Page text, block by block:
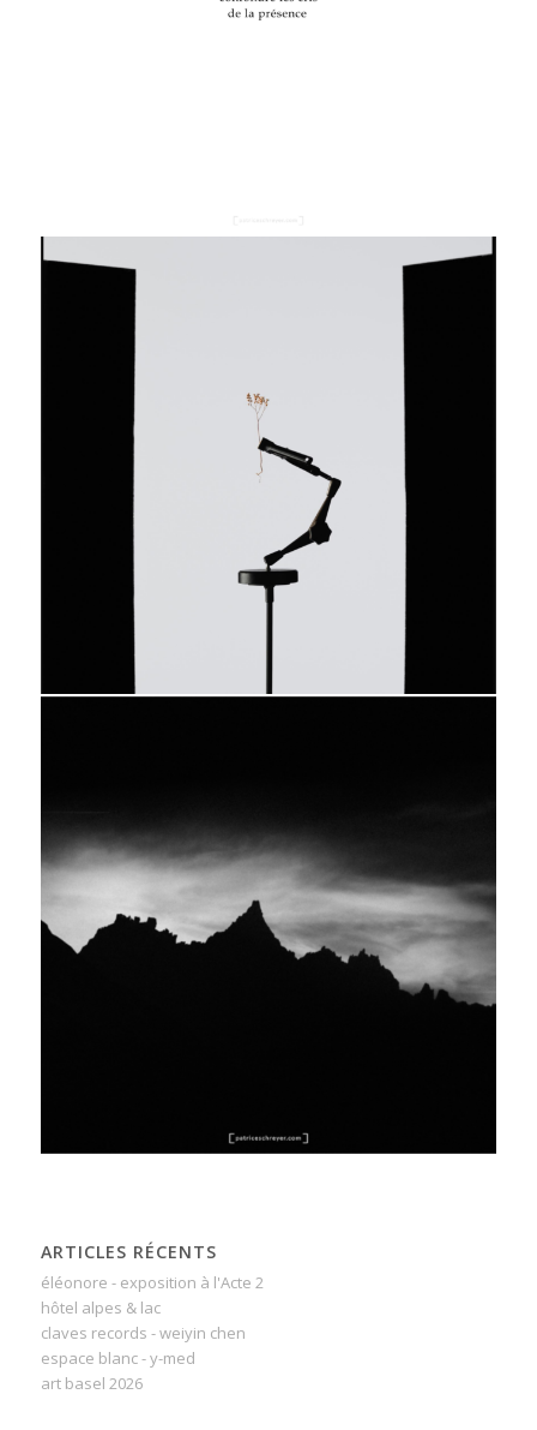
ARTICLES RÉCENTS
éléonore - exposition à l'Acte 2
hôtel alpes & lac
claves records - weiyin chen
espace blanc - y-med
art basel 2026